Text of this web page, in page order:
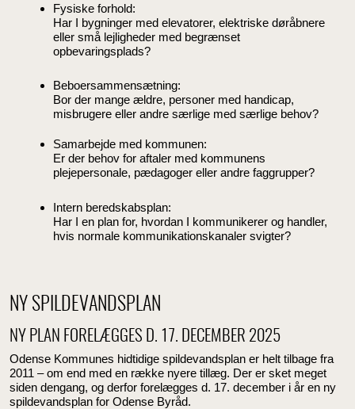
Fysiske forhold:
Har I bygninger med elevatorer, elektriske døråbnere
eller små lejligheder med begrænset
opbevaringsplads?
Beboersammensætning:
Bor der mange ældre, personer med handicap,
misbrugere eller andre særlige med særlige behov?
Samarbejde med kommunen:
Er der behov for aftaler med kommunens
plejepersonale, pædagoger eller andre faggrupper?
Intern beredskabsplan:
Har I en plan for, hvordan I kommunikerer og handler,
hvis normale kommunikationskanaler svigter?
NY SPILDEVANDSPLAN
NY PLAN FORELÆGGES D. 17. DECEMBER 2025
Odense Kommunes hidtidige spildevandsplan er helt tilbage fra
2011 – om end med en række nyere tillæg. Der er sket meget
siden dengang, og derfor forelægges d. 17. december i år en ny
spildevandsplan for Odense Byråd.